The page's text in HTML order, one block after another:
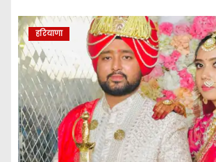
हरियाणा